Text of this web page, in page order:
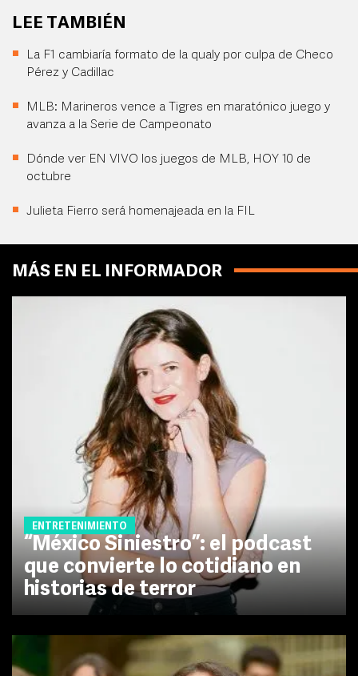
LEE TAMBIÉN
La F1 cambiaría formato de la qualy por culpa de Checo
Pérez y Cadillac
MLB: Marineros vence a Tigres en maratónico juego y
avanza a la Serie de Campeonato
Dónde ver EN VIVO los juegos de MLB, HOY 10 de
octubre
Julieta Fierro será homenajeada en la FIL
MÁS EN EL INFORMADOR
ENTRETENIMIENTO
“México Siniestro”: el podcast
que convierte lo cotidiano en
historias de terror